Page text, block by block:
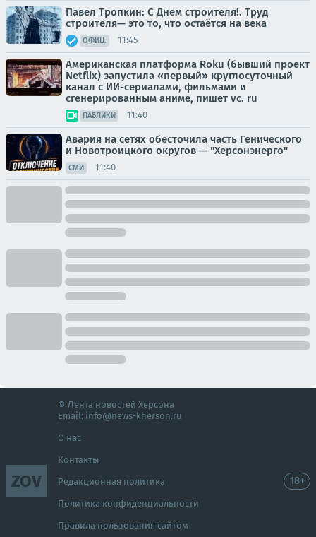
Павел Тропкин: С Днём строителя!. Труд
строителя— это то, что остаётся на века
ОФИЦ. 11:45
Американская платформа Roku (бывший проект
Netflix) запустила «первый» круглосуточный
канал с ИИ-сериалами, фильмами и
сгенерированным аниме, пишет vc. ru
ПАБЛИКИ 11:40
Авария на сетях обесточила часть Генического
и Новотроицкого округов — "Херсонэнерго"
СМИ 11:40
ZOV
© Лента новостей Херсона
Email: info@news-kherson.ru
О нас
Контакты
Редакционная политика
Политика конфиденциальности
Правила пользования сайтом
18+